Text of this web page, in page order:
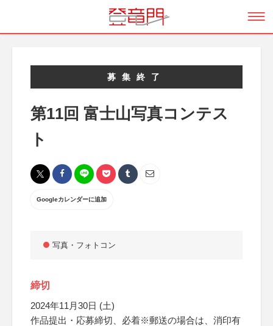
募集終了
第11回 富士山写真コンテス
ト
Googleカレンダーに追加
写真・フォトコン
締切
2024年11月30日 (土)
作品提出・応募締切、必着※郵送の場合は、消印有